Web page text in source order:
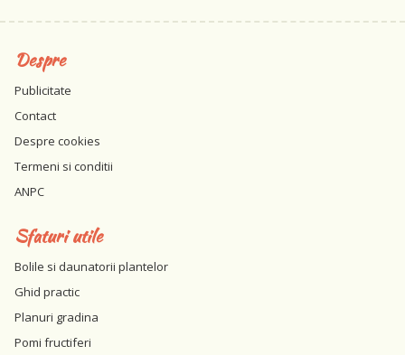
Despre
Publicitate
Contact
Despre cookies
Termeni si conditii
ANPC
Sfaturi utile
Bolile si daunatorii plantelor
Ghid practic
Planuri gradina
Pomi fructiferi